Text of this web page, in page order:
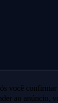
você confirmar
ao anúncio,